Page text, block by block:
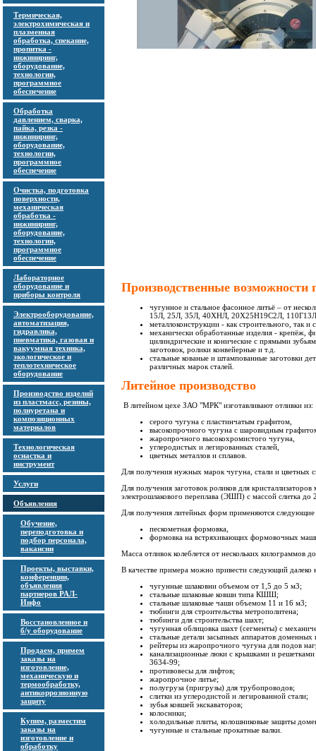
Термическая,
электрохимическая и
плазменная
обработка, спекание,
пропитка -
инжиниринг,
оборудование,
технологии,
программное
обеспечение
Обработка
давлением, сварка,
пайка, резка -
инжиниринг,
оборудование,
технологии,
программное
обеспечение
Очистка, подготовка
поверхности,
механическая
обработка -
инжиниринг,
оборудование,
технологии,
программное
обеспечение
Лабораторное
оборудование и
приборы контроля
Электрооборудование,
автоматизация,
гидравлика,
пневматика, газовая и
вакуумная техника,
экологическое и
теплотехническое
оборудование
Производство изделий
из пластмасс, резины,
полиуретана и
композиционных
материалов
Технологическая
оснастка и
инструмент
Услуги
Объявления
Обучение,
переподготовка и
подбор персонала,
вакансии
Проекты, выставки,
конференции,
объявления
партнеров РАЛ-
Инфо
Восстановленное и
б/у оборудование
Продаем, примем
заказы на
изготовление,
механическую и
термообработку,
антикоррозионную
защиту
Купим, разместим
заказы на
изготовление и
обработку
Производственные возможности
чугунное и стальное фасонное литьё – от
15Л, 25Л, 35Л, 40ХНЛ, 20Х25Н19С2Л,
металлоконструкции - как строительного, так
механически обработанные изделия - крепёж,
цилиндрические и конические с прямыми
заготовок, ролики конвейерные и т.д.
стальные кованые и штампованные заготовки
различных марок сталей.
Литейное производство
В литейном цехе ЗАО "МРК" изготавливают отливки из:
серого чугуна с пластинчатым графитом,
высокопрочного чугуна с шаровидным
жаропрочного высокохромистого чугуна,
углеродистых и легированных сталей,
цветных металлов и сплавов.
Для получения нужных марок чугуна, стали и цветных
Для получения заготовок роликов для
электрошлакового переплава (ЭШП) с массой слитка до
Для получения литейных форм применяются
пескометная формовка,
формовка на встряхивающих формовочных
Масса отливок колеблется от нескольких килограммов
В качестве примера можно привести следующий далеко
чугунные шлаковни объемом от 1,5 до 5 м3;
стальные шлаковые ковши типа КШШ;
стальные шлаковые чаши объемом 11 и 16 м3;
тюбинги для строительства метрополитена;
тюбинги для строительства шахт;
чугунная облицовка шахт (сегменты) с
стальные детали засыпных аппаратов
рейтеры из жаропрочного чугуна для подов
канализационные люки с крышками и
3634-99;
противовесы для лифтов;
жаропрочное литье;
полугруза (пригрузы) для трубопроводов;
слитки из углеродистой и легированной стали;
зубья ковшей экскаваторов;
колосники;
холодильные плиты, колошниковые защиты
чугунные и стальные прокатные валки.